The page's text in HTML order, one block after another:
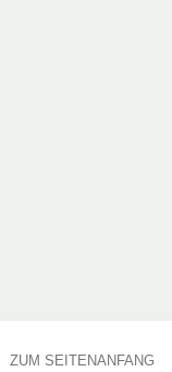
ZUM SEITENANFANG